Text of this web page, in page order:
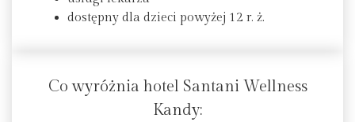
dostępny dla dzieci powyżej 12 r. ż.
Co wyróżnia hotel Santani Wellness
Kandy: